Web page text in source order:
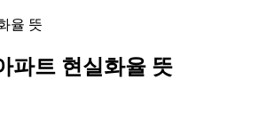
율 뜻
파트 현실화율 뜻